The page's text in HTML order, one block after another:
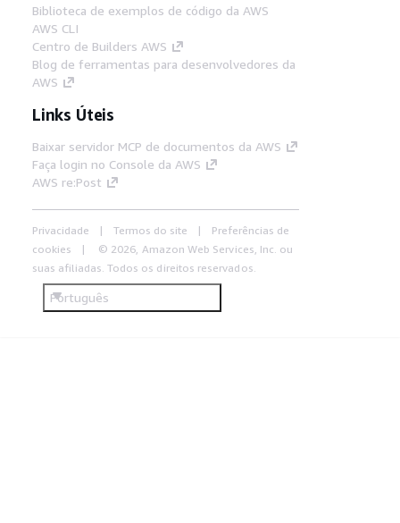
Biblioteca de exemplos de código da AWS
AWS CLI
Centro de Builders AWS
Blog de ferramentas para desenvolvedores da
AWS
Links Úteis
Baixar servidor MCP de documentos da AWS
Faça login no Console da AWS
AWS re:Post
Privacidade Termos do site
Preferências de
cookies
© 2026, Amazon Web Services, Inc. ou
suas afiliadas. Todos os direitos reservados.
Português